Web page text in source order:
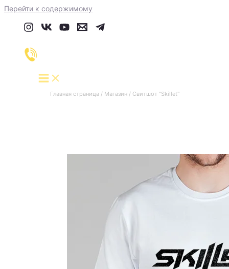
Перейти к содержимому
Главная страница/ Магазин/ Свитшот "Skillet"